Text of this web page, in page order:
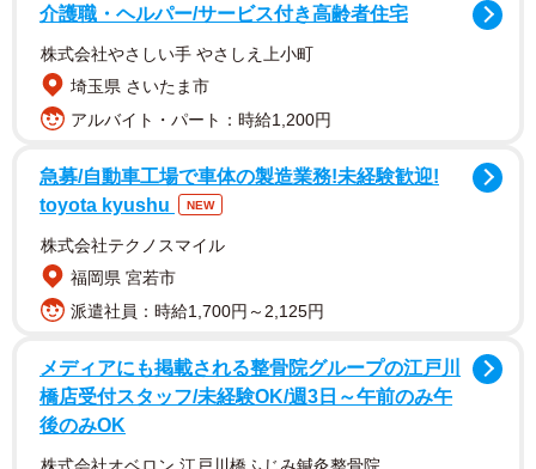
「1人目の客」Tシャツを着たわくいさん／わくいさん（@jamiiiiro0104）
介護職・ヘルパー/サービス付き高齢者住宅
株式会社やさしい手 やさしえ上小町
埼玉県 さいたま市
アルバイト・パート：時給1,200円
急募/自動車工場で車体の製造業務!未経験歓迎!
toyota kyushu
NEW
株式会社テクノスマイル
福岡県 宮若市
派遣社員：時給1,700円～2,125円
メディアにも掲載される整骨院グループの江戸川
橋店受付スタッフ/未経験OK/週3日～午前のみ午
後のみOK